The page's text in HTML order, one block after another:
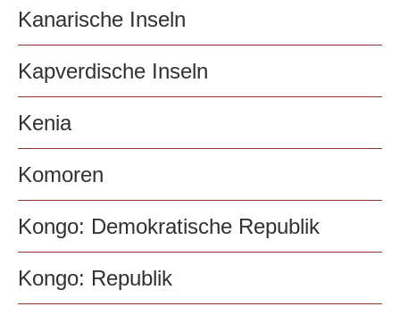
Kanarische Inseln
Kapverdische Inseln
Kenia
Komoren
Kongo: Demokratische Republik
Kongo: Republik